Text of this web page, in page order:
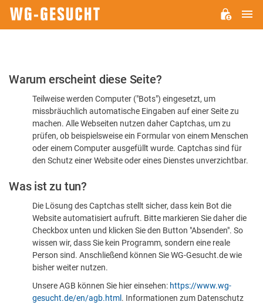
Bitte
dass
sind
Warum erscheint diese Seite?
Teilweise werden Computer ("Bots") eingesetzt, um
missbräuchlich automatische Eingaben auf einer Seite zu
machen. Alle Webseiten nutzen daher Captchas, um zu
prüfen, ob beispielsweise ein Formular von einem Menschen
oder einem Computer ausgefüllt wurde. Captchas sind für
den Schutz einer Website oder eines Dienstes unverzichtbar.
Was ist zu tun?
Die Lösung des Captchas stellt sicher, dass kein Bot die
Website automatisiert aufruft. Bitte markieren Sie daher die
Checkbox unten und klicken Sie den Button "Absenden". So
wissen wir, dass Sie kein Programm, sondern eine reale
Person sind. Anschließend können Sie WG-Gesucht.de wie
bisher weiter nutzen.
Unsere AGB können Sie hier einsehen: https://www.wg-
gesucht.de/en/agb.html . Informationen zum Datenschutz